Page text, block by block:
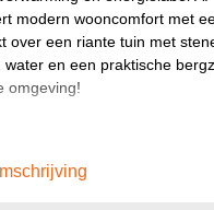
modern wooncomfort met
over een riante tuin met
en een praktische
omgeving!
(3.69/4.45), bereikbaar